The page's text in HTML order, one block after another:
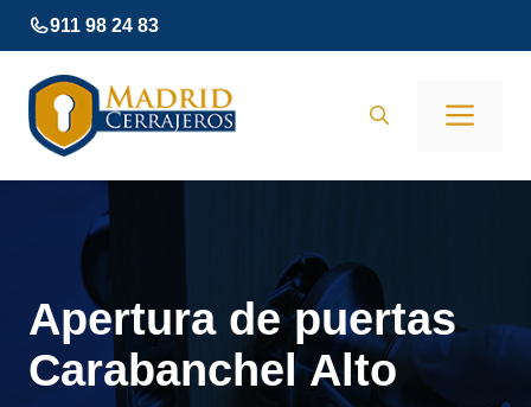
Saltar
al
contenido
911 98 24 83
Apertura de puertas
Carabanchel Alto